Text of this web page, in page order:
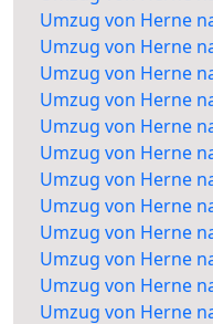
Umzug von Herne
Umzug von Herne
Umzug von Herne
Umzug von Herne
Umzug von Herne
Umzug von Herne
Umzug von Herne
Umzug von Herne
Umzug von Herne
Umzug von Herne
Umzug von Herne
Umzug von Herne